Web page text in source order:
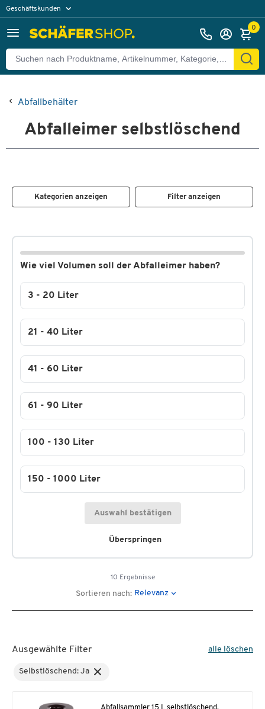
Geschäftskunden
0
Abfallbehälter
Abfalleimer selbstlöschend
Kategorien anzeigen Filter anzeigen
Wie viel Volumen soll der Abfalleimer haben?
Überspringen
3 - 20 Liter
21 - 40 Liter
41 - 60 Liter
61 - 90 Liter
100 - 130 Liter
150 - 1000 Liter
Auswahl bestätigen
10 Ergebnisse
Sortieren nach: Relevanz
Ausgewählte Filter alle löschen
Selbstlöschend: Ja
Abfallsammler 15 L selbstlöschend,